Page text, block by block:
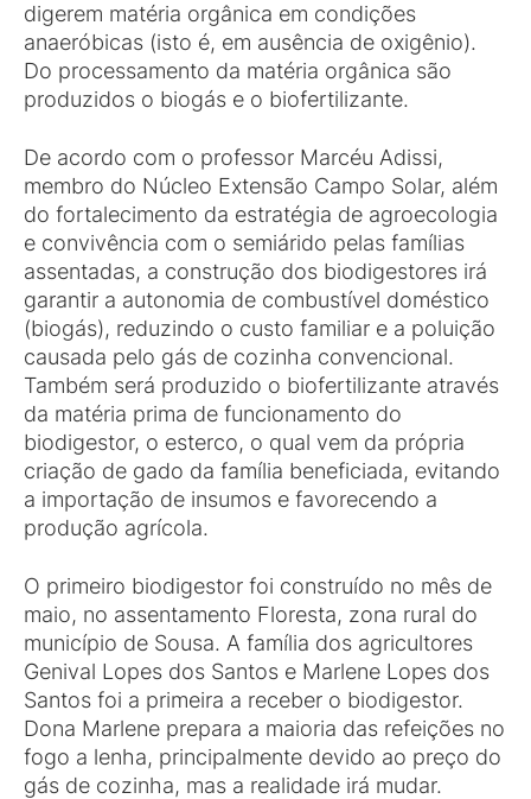
digerem matéria orgânica em condições
anaeróbicas (isto é, em ausência de oxigênio).
Do processamento da matéria orgânica são
produzidos o biogás e o biofertilizante.
De acordo com o professor Marcéu Adissi,
membro do Núcleo Extensão Campo Solar, além
do fortalecimento da estratégia de agroecologia
e convivência com o semiárido pelas famílias
assentadas, a construção dos biodigestores irá
garantir a autonomia de combustível doméstico
(biogás), reduzindo o custo familiar e a poluição
causada pelo gás de cozinha convencional.
Também será produzido o biofertilizante através
da matéria prima de funcionamento do
biodigestor, o esterco, o qual vem da própria
criação de gado da família beneficiada, evitando
a importação de insumos e favorecendo a
produção agrícola.
O primeiro biodigestor foi construído no mês de
maio, no assentamento Floresta, zona rural do
município de Sousa. A família dos agricultores
Genival Lopes dos Santos e Marlene Lopes dos
Santos foi a primeira a receber o biodigestor.
Dona Marlene prepara a maioria das refeições no
fogo a lenha, principalmente devido ao preço do
gás de cozinha, mas a realidade irá mudar.